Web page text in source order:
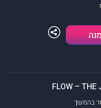
FLOW – THE
בהמשך